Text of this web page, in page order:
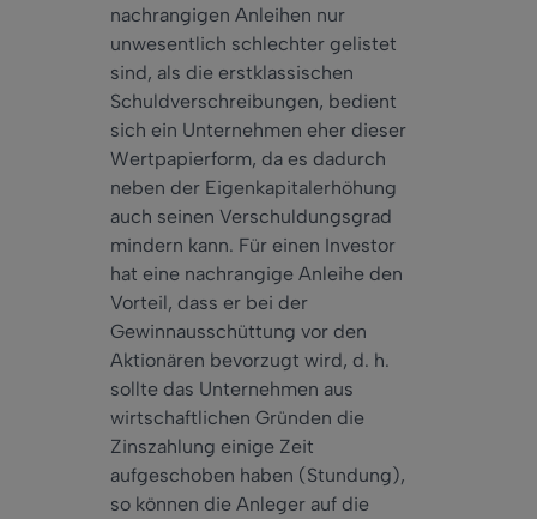
nachrangigen Anleihen nur
unwesentlich schlechter gelistet
sind, als die erstklassischen
Schuldverschreibungen, bedient
sich ein Unternehmen eher dieser
Wertpapierform, da es dadurch
neben der Eigenkapitalerhöhung
auch seinen Verschuldungsgrad
mindern kann. Für einen Investor
hat eine nachrangige Anleihe den
Vorteil, dass er bei der
Gewinnausschüttung vor den
Aktionären bevorzugt wird, d. h.
sollte das Unternehmen aus
wirtschaftlichen Gründen die
Zinszahlung einige Zeit
aufgeschoben haben (Stundung),
so können die Anleger auf die